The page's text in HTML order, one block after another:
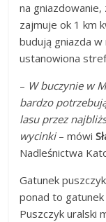
na
zajmuje ok 1 km
budują gniazda w
ustanowiona
– W buczynie w
bardzo
lasu przez
wycinki– mówi
Nadleśnictwa
Gatunek
ponad to
Puszczyk uralski